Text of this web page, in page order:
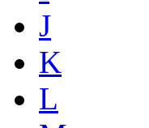
J
K
L